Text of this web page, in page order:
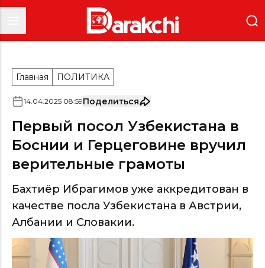
Главная ПОЛИТИКА
14.04.2025 08:59Поделиться
Первый посол Узбекистана в
Боснии и Герцеговине вручил
верительные грамоты
Бахтиёр Ибрагимов уже аккредитован в
качестве посла Узбекистана в Австрии,
Албании и Словакии.